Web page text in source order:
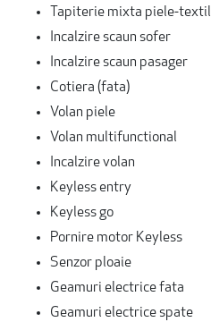
Tapiterie mixta piele-textil
Incalzire scaun sofer
Incalzire scaun pasager
Cotiera (fata)
Volan piele
Volan multifunctional
Incalzire volan
Keyless entry
Keyless go
Pornire motor Keyless
Senzor ploaie
Geamuri electrice fata
Geamuri electrice spate